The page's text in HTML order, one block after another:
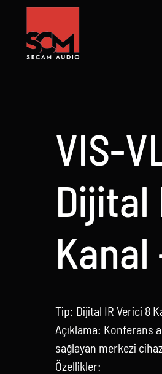
content
VIS-
Dijital
Kanal
Tip: Dijital IR Verici 8
Açıklama: Konferans
sağlayan merkezi
Özellikler: